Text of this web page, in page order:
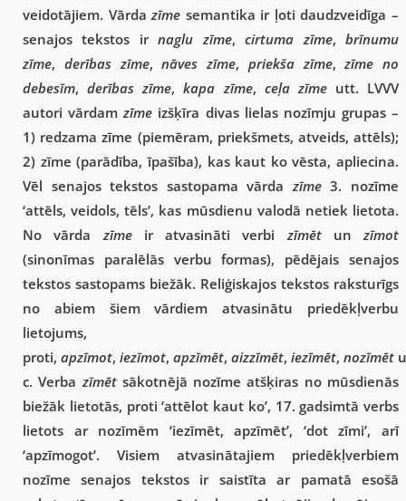
veidotājiem. Vārdazīme semantika ir ļoti daudzveidīga –
senajos tekstos irnaglu zīme,cirtuma zīme,brīnumu
zīme, derības zīme,nāves zīme, priekša zīme,zīme no
debesīm,derības zīme,kapa zīme, ceļa zīmeutt. LVVV
autori vārdamzīme izšķīra divas lielas nozīmju grupas –
1) redzama zīme (piemēram, priekšmets, atveids, attēls);
2) zīme (parādība, īpašība), kas kaut ko vēsta, apliecina.
Vēl senajos tekstos sastopama vārda zīme3. nozīme
‘attēls, veidols, tēls’, kas mūsdienu valodā netiek lietota.
No vārda zīmeir atvasināti verbi zīmētun zīmot
(sinonīmas paralēlās verbu formas), pēdējais senajos
tekstos sastopams biežāk. Reliģiskajos tekstos raksturīgs
no abiem šiem vārdiem atvasinātu priedēkļverbu
lietojums,
proti, apzīmot, iezīmot, apzīmēt, aizzīmēt, iezīmēt, nozīmēt
c. Verba zīmētsākotnējā nozīme atšķiras no mūsdienās
biežāk lietotās, proti ‘attēlot kaut ko’, 17. gadsimtā verbs
lietots ar nozīmēm ‘iezīmēt, apzīmēt’, ‘dot zīmi’, arī
‘apzīmogot’. Visiem atvasinātajiem priedēkļverbiem
nozīme senajos tekstos ir saistīta ar pamatā esošā